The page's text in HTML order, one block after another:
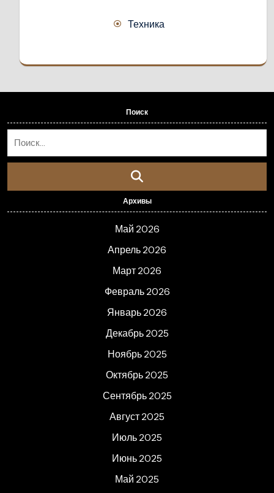
Техника
Поиск
Архивы
Май 2026
Апрель 2026
Март 2026
Февраль 2026
Январь 2026
Декабрь 2025
Ноябрь 2025
Октябрь 2025
Сентябрь 2025
Август 2025
Июль 2025
Июнь 2025
Май 2025